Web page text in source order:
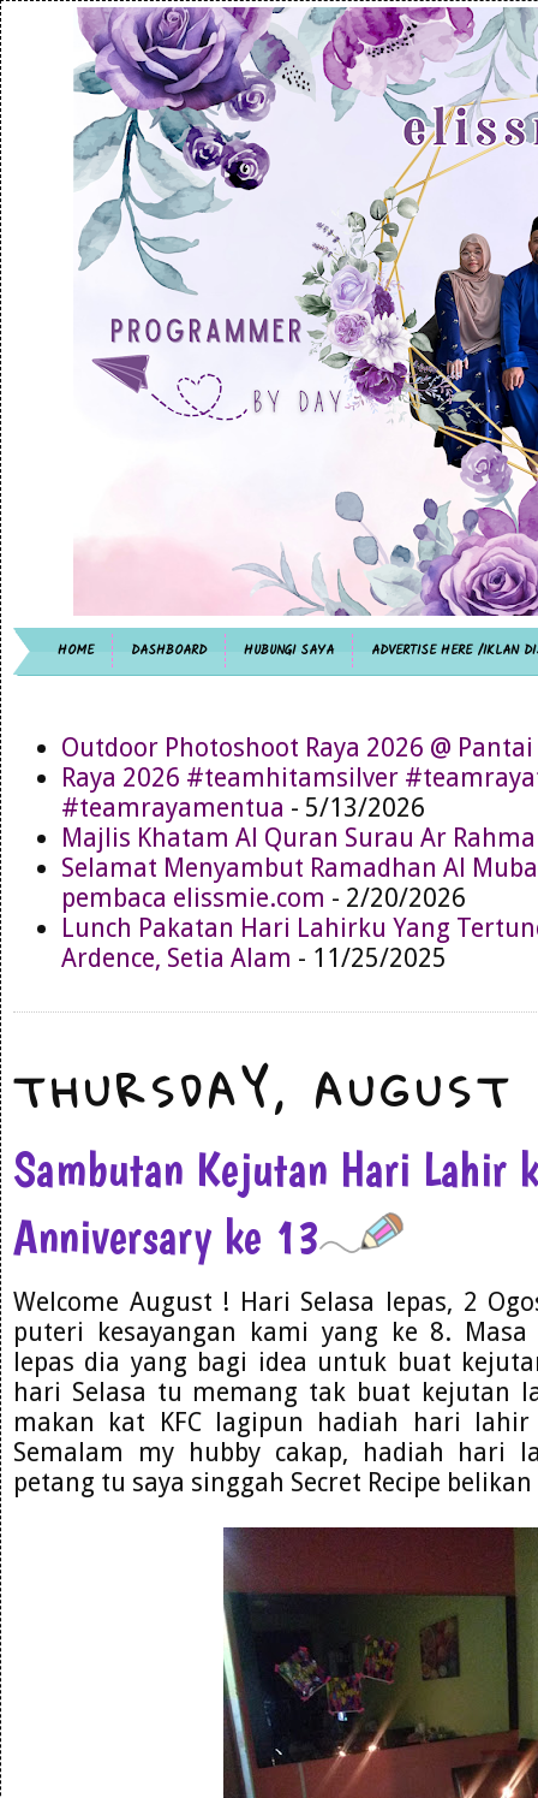
HOME DASHBOARD HUBUNGI SAYA ADVERTISE HERE /IKLAN
Outdoor Photoshoot Raya 2026 @ Pantai
Raya 2026 #teamhitamsilver
#teamrayamentua - 5/13/2026
Majlis Khatam Al Quran Surau Ar
Selamat Menyambut Ramadhan Al
pembaca elissmie.com - 2/20/2026
Lunch Pakatan Hari Lahirku Yang
Ardence, Setia Alam - 11/25/2025
THURSDAY,
Sambutan Kejutan Hari Lahir
Anniversary ke 13
Welcome August ! Hari Selasa lepas, 2
puteri kesayangan kami yang ke 8.
lepas dia yang bagi idea untuk buat
hari Selasa tu memang tak buat kejutan
makan kat KFC lagipun hadiah hari
Semalam my hubby cakap, hadiah hari
petang tu saya singgah Secret Recipe belikan